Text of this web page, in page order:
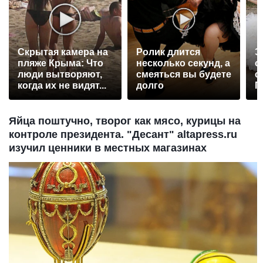
Скрытая камера на
пляже Крыма: Что
люди вытворяют,
когда их не видят...
Ролик длится
несколько секунд, а
смеяться вы будете
долго
Яйца поштучно, творог как мясо, курицы на
контроле президента. "Десант" altapress.ru
изучил ценники в местных магазинах